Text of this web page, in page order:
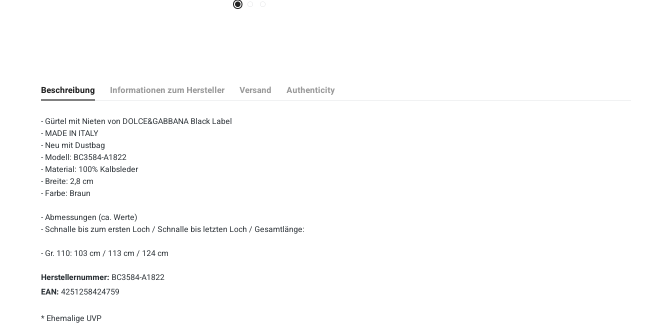
Beschreibung Informationen zum Hersteller Versand Authenticity
- Gürtel mit Nieten von DOLCE&GABBANA Black Label
- MADE IN ITALY
- Neu mit Dustbag
- Modell: BC3584-A1822
- Material: 100% Kalbsleder
- Breite: 2,8 cm
- Farbe: Braun
- Abmessungen (ca. Werte)
- Schnalle bis zum ersten Loch / Schnalle bis letzten Loch / Gesamtlänge:
- Gr. 110: 103 cm / 113 cm / 124 cm
Herstellernummer: BC3584-A1822
EAN: 4251258424759
* Ehemalige UVP